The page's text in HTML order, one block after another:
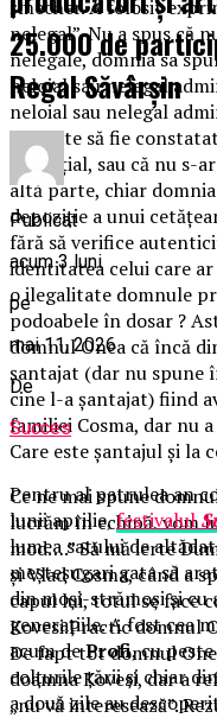
șmecher. A folosit
nelegal”. Nu a spus că
nelegale, domnia sa
neloial sau nelegal
neloial sau nelegal
se poate să fie
imparțial, sau că nu s-
altă parte, chiar
depoziție a unui
fără să verifice
identitatea celui care
o ilegalitate domnule
podoabele în dosar ?
domnul Onea că încă
șantajat (dar nu spune
cine l-a șantajat) fiind
familiei Cosma, dar nu
Care este șantajul și la
Ce ne mai spune
lucrăm în echipă, vom
mod….” Să mă ierte
și Vlad Cosma, când a
capul lui, totul se face
Kovesi.Practic domnul
De fapt tot domnul
doamna Kovesi, dar a
„nu vă interesează”.
25.000 de
Regal Săvârșin
Publicat
acum 3 luni
pe
mai 11, 2026
De
Succes
Pentru al patrulea an
lunii aprilie,festivalul
lumea satului de
meșteșugari gata să
din moși-strămoși și
generațiile. A fost cea
acum deProfi, cu
colțurile țării și chiar
a două zile au